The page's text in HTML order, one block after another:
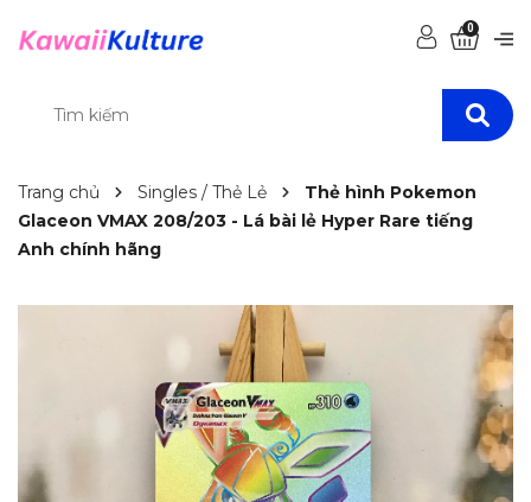
0
Trang chủ Singles / Thẻ Lẻ
Thẻ hình Pokemon
Glaceon VMAX 208/203 - Lá bài lẻ Hyper Rare tiếng
Anh chính hãng